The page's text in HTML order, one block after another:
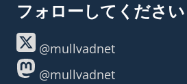
フォローしてください
@mullvadnet
@mullvadnet